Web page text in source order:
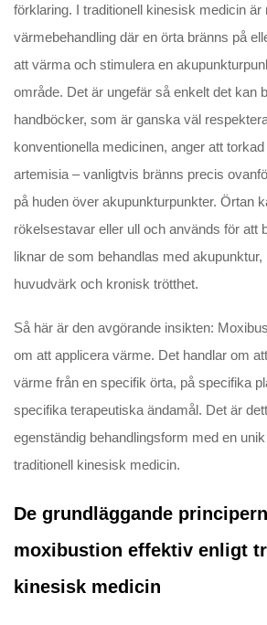
förklaring. I traditionell kinesisk medicin är
värmebehandling där en örta bränns på
att värma och stimulera en
område. Det är ungefär så enkelt det kan
handböcker, som är ganska väl
konventionella medicinen, anger att
artemisia – vanligtvis bränns precis
på huden över akupunkturpunkter. Örtan
rökelsestavar eller ull och används för att
liknar de som behandlas med
huvudvärk och kronisk trötthet.
Så här är den avgörande insikten:
om att applicera värme. Det handlar om
värme från en specifik örta, på specifika
specifika terapeutiska ändamål. Det är
egenständig behandlingsform med en
traditionell kinesisk medicin.
De grundläggande
moxibustion effektiv enligt
kinesisk medicin